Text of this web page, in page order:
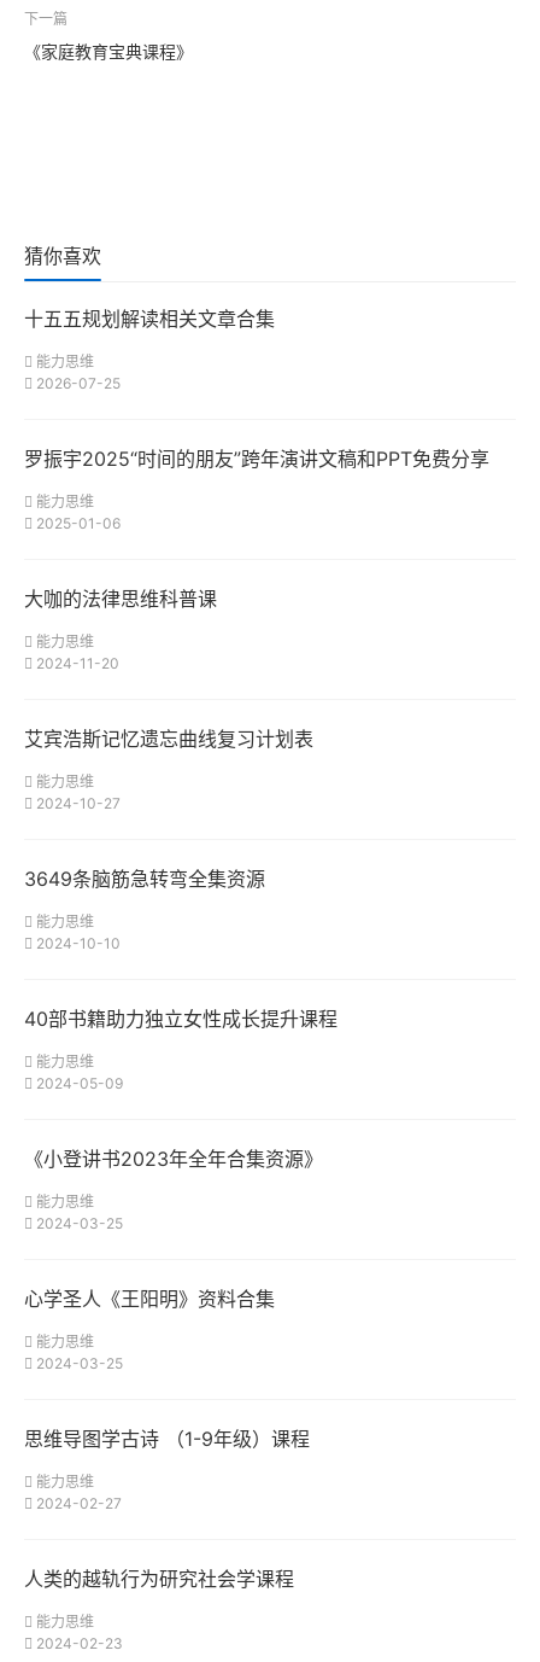
下一篇
《家庭教育宝典课程》
猜你喜欢
十五五规划解读相关文章合集
能力思维
2026-07-25
罗振宇2025“时间的朋友”跨年演讲文稿和PPT免费分享
能力思维
2025-01-06
大咖的法律思维科普课
能力思维
2024-11-20
艾宾浩斯记忆遗忘曲线复习计划表
能力思维
2024-10-27
3649条脑筋急转弯全集资源
能力思维
2024-10-10
40部书籍助力独立女性成长提升课程
能力思维
2024-05-09
《小登讲书2023年全年合集资源》
能力思维
2024-03-25
心学圣人《王阳明》资料合集
能力思维
2024-03-25
思维导图学古诗 （1-9年级）课程
能力思维
2024-02-27
人类的越轨行为研究社会学课程
能力思维
2024-02-23